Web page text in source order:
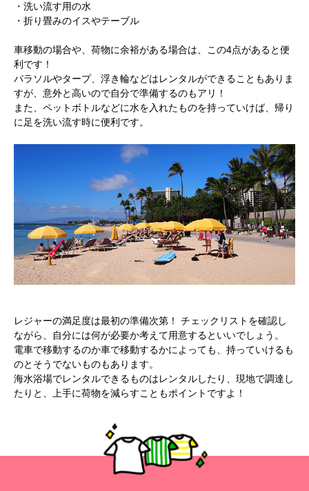
・洗い流す用の水
・折り畳みのイスやテーブル
車移動の場合や、荷物に余裕がある場合は、この4点があると便
利です！
パラソルやタープ、浮き輪などはレンタルができることもありま
すが、意外と高いので自分で準備するのもアリ！
また、ペットボトルなどに水を入れたものを持っていけば、帰り
に足を洗い流す時に便利です。
レジャーの満足度は最初の準備次第！ チェックリストを確認し
ながら、自分には何が必要か考えて用意するといいでしょう。
電車で移動するのか車で移動するかによっても、持っていけるも
のとそうでないものもあります。
海水浴場でレンタルできるものはレンタルしたり、現地で調達し
たりと、上手に荷物を減らすこともポイントですよ！